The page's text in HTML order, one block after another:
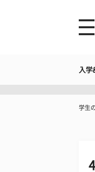
入学
学生